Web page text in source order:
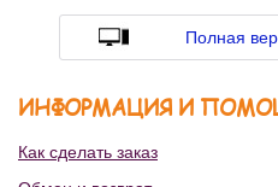
Полная
ИНФОРМАЦИЯ И
Как сделать заказ